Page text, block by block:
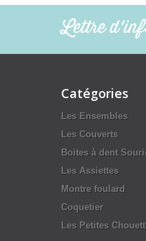
Lettre
Catégories
Les Ensembles
Les Couverts
Boites à dent
Les Assiettes
Montre foulard
Coquetier
Les Petites